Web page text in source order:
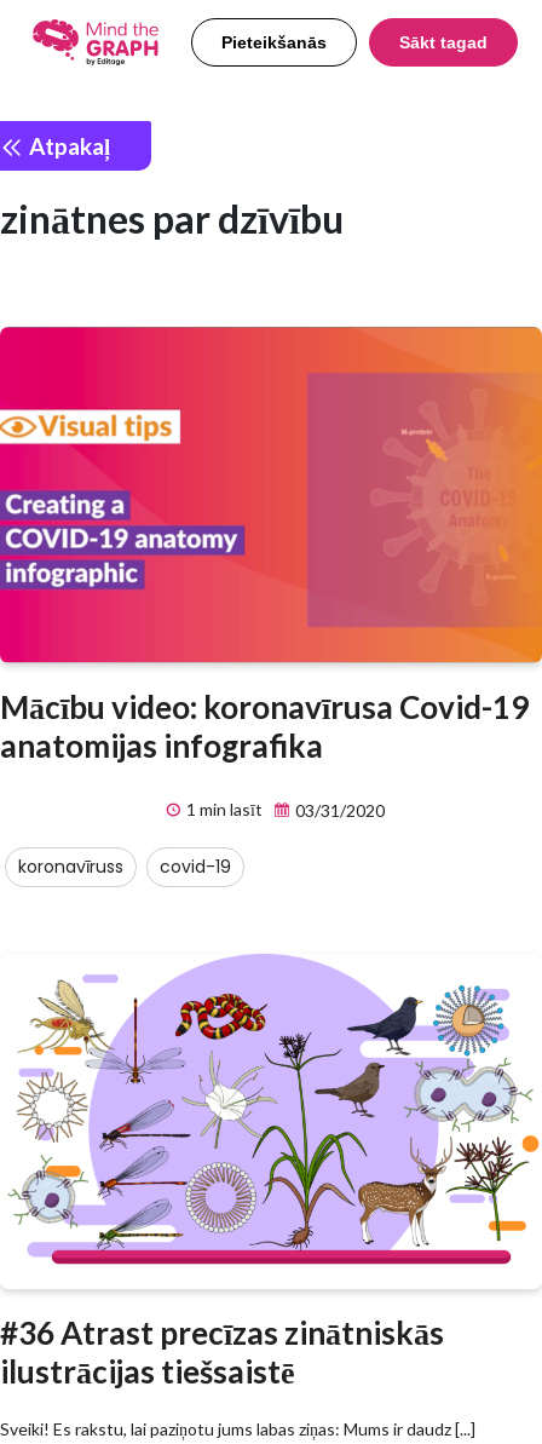
Pieteikšanās Sākt tagad
Atpakaļ
zinātnes par dzīvību
Mācību video: koronavīrusa Covid-19
anatomijas infografika
1 min lasīt 03/31/2020
koronavīruss covid-19
#36 Atrast precīzas zinātniskās
ilustrācijas tiešsaistē
Sveiki! Es rakstu, lai paziņotu jums labas ziņas: Mums ir daudz [...]